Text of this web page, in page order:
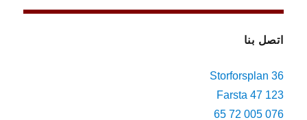
اتصل بنا
Storforsplan 36
123 47 Farsta
076 005 72 65